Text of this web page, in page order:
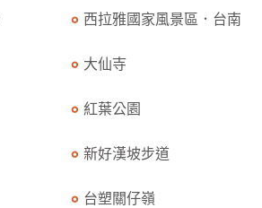
西拉雅國家風景區．台南
大仙寺
紅葉公園
新好漢坡步道
台塑關仔嶺